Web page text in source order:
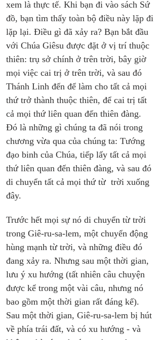
xem là thực tế. Khi bạn đi vào sách Sứ
đồ, bạn tìm thấy toàn bộ điều này lặp đi
lặp lại. Điều gì đã xảy ra? Bạn bắt đầu
với Chúa Giêsu được đặt ở vị trí thuộc
thiên: trụ sở chính ở trên trời, bây giờ
mọi việc cai trị ở trên trời, và sau đó
Thánh Linh đến để làm cho tất cả mọi
thứ trở thành thuộc thiên, để cai trị tất
cả mọi thứ liên quan đến thiên đàng.
Đó là những gì chúng ta đã nói trong
chương vừa qua của chúng ta: Tướng
đạo binh của Chúa, tiếp lấy tất cả mọi
thứ liên quan đến thiên đàng, và sau đó
di chuyển tất cả mọi thứ từ  trời xuống
đây.
Trước hết mọi sự nó di chuyển từ trời
trong Giê-ru-sa-lem, một chuyển động
hùng mạnh từ trời, và những điều đó
đang xảy ra. Nhưng sau một thời gian,
lưu ý xu hướng (tất nhiên câu chuyện
được kể trong một vài câu, nhưng nó
bao gồm một thời gian rất đáng kể).
Sau một thời gian, Giê-ru-sa-lem bị hút
về phía trái đất, và có xu hướng - và